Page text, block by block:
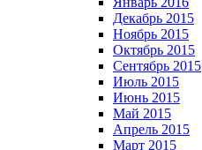
Декабрь 2015
Ноябрь 2015
Октябрь 2015
Сентябрь 2015
Июль 2015
Июнь 2015
Май 2015
Апрель 2015
Март 2015